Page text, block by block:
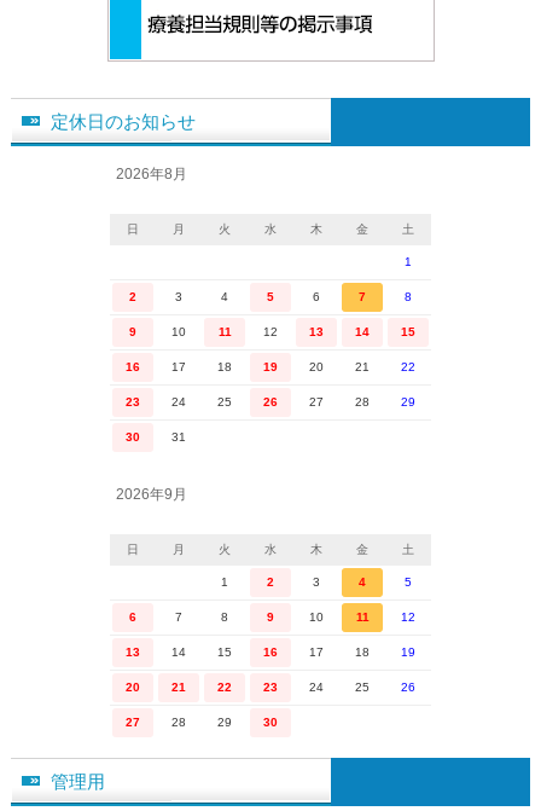
定休日のお知らせ
2026年8月
日 月 火 水 木 金 土
1
2 3 4 5 6 7 8
9 10 11 12 13 14 15
16 17 18 19 20 21 22
23 24 25 26 27 28 29
30 31
2026年9月
日 月 火 水 木 金 土
1 2 3 4 5
6 7 8 9 10 11 12
13 14 15 16 17 18 19
20 21 22 23 24 25 26
27 28 29 30
管理用